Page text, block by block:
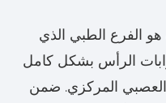
الفرع الطبي الذي
الرأس بشكل كامل
العصبي المركزي. ضمن